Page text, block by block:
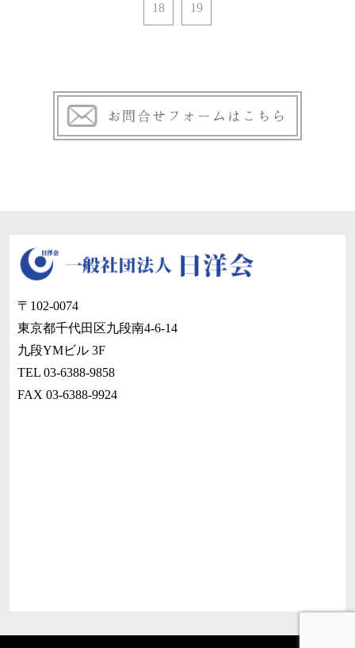
18 19
〒102-0074
東京都千代田区九段南4-6-14
九段YMビル 3F
TEL 03-6388-9858
FAX 03-6388-9924